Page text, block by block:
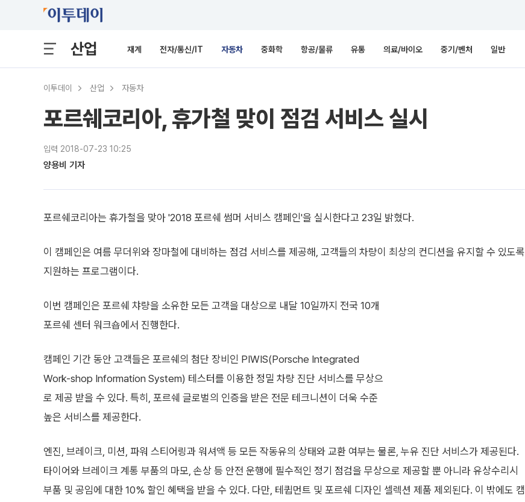
산업 재계 전자/통신/IT 자동차 중화학 항공/물류 유통 의료/바이오 중기/벤처 일반
이투데이 산업 자동차
포르쉐코리아, 휴가철 맞이 점검 서비스 실시
입력 2018-07-23 10:25
양용비 기자
포르쉐코리아는 휴가철을 맞아 '2018 포르쉐 썸머 서비스 캠페인'을 실시한다고 23일 밝혔다.
이 캠페인은 여름 무더위와 장마철에 대비하는 점검 서비스를 제공해, 고객들의 차량이 최상의 컨디션을 유지할 수 있도록
지원하는 프로그램이다.
이번 캠페인은 포르쉐 챠량을 소유한 모든 고객을 대상으로 내달 10일까지 전국 10개
포르쉐 센터 워크숍에서 진행한다.
캠페인 기간 동안 고객들은 포르쉐의 첨단 장비인 PIWIS(Porsche Integrated
Work-shop Information System) 테스터를 이용한 정밀 차량 진단 서비스를 무상으
로 제공 받을 수 있다. 특히, 포르쉐 글로벌의 인증을 받은 전문 테크니션이 더욱 수준
높은 서비스를 제공한다.
엔진, 브레이크, 미션, 파워 스티어링과 워셔액 등 모든 작동유의 상태와 교환 여부는 물론, 누유 진단 서비스가 제공된다.
타이어와 브레이크 계통 부품의 마모, 손상 등 안전 운행에 필수적인 정기 점검을 무상으로 제공할 뿐 아니라 유상수리시
부품 및 공임에 대한 10% 할인 혜택을 받을 수 있다. 다만, 테큅먼트 및 포르쉐 디자인 셀렉션 제품 제외된다. 이 밖에도 캠